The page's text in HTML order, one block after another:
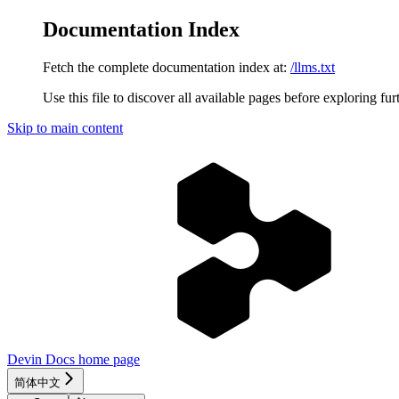
Documentation Index
Fetch the complete documentation index at: /llms.txt
Use this file to discover all available pages before exploring
Skip to main content
Devin Docs home page
简体中文